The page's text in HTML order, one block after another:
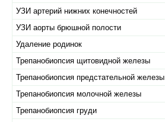
УЗИ артерий нижних конечностей
УЗИ аорты брюшной полости
Удаление родинок
Трепанобиопсия щитовидной железы
Трепанобиопсия предстательной железы
Трепанобиопсия молочной железы
Трепанобиопсия груди